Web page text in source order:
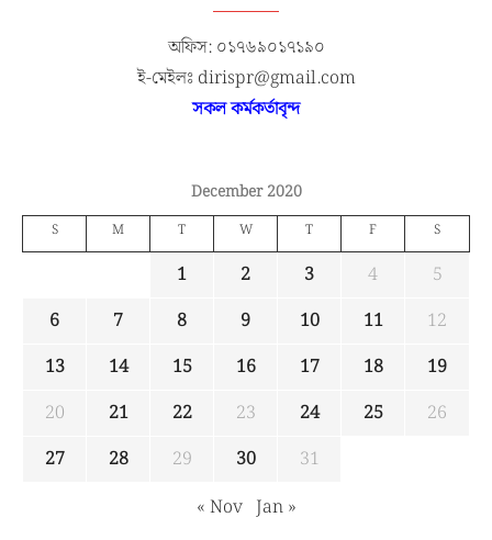
অফিস: ০১৭৬৯০১৭১৯০
ই-মেইলঃ dirispr@gmail.com
সকল কর্মকর্তাবৃন্দ
December 2020
S M T W T F S
1 2 3 4
5
6
7 8 9 10 11
12
13
14 15 16 17 18
19
20
21 22 23 24 25
26
27
28 29 30
31
« Nov Jan »